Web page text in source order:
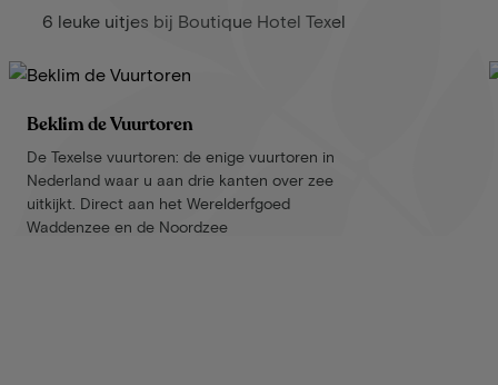
6 leuke uitjes bij Boutique Hotel Texel
Beklim de Vuurtoren
De Texelse vuurtoren: de enige vuurtoren in
Nederland waar u aan drie kanten over zee
uitkijkt. Direct aan het Werelderfgoed
Waddenzee en de Noordzee